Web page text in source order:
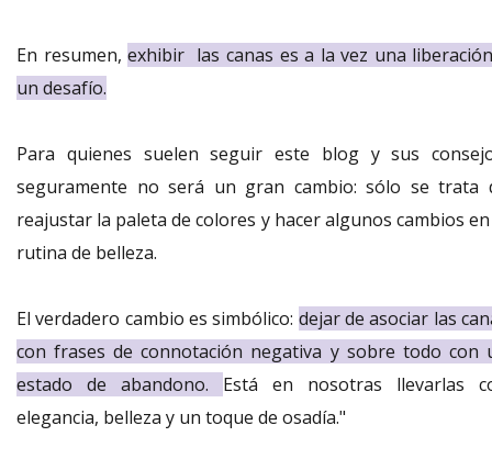
En resumen,exhibir las canas es a la vez una
un desafío.
Para quienes suelen seguir este blog y sus
seguramente no será un gran cambio: sólo se trata
reajustar la paleta de colores y hacer algunos cambios
rutina de belleza.
El verdadero cambio es simbólico: dejar de asociar las
con frases de connotación negativa y sobre todo con
estado de abandono. Está en nosotras llevarlas
elegancia, belleza y un toque de osadía."